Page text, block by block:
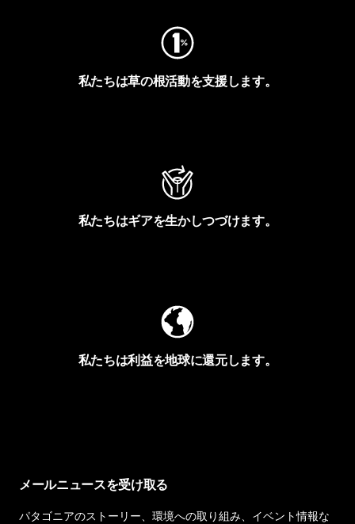
私たちは草の根活動を支援します。
私たちはギアを生かしつづけます。
私たちは利益を地球に還元します。
メールニュースを受け取る
パタゴニアのストーリー、環境への取り組み、イベント情報な